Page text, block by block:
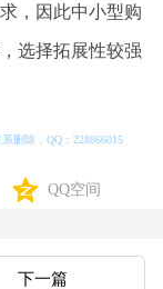
，因此中小型购
选择拓展性较强
删除，QQ：228866015
QQ空间
下一篇